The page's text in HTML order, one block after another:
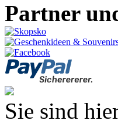
Partner
Sie sind